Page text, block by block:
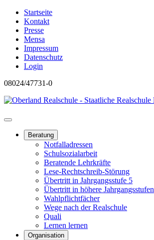
Startseite
Kontakt
Presse
Mensa
Impressum
Datenschutz
Login
08024/47731-0
Beratung
Notfalladressen
Schulsozialarbeit
Beratende Lehrkräfte
Lese-Rechtschreib-Störung
Übertritt in Jahrgangsstufe 5
Übertritt in höhere Jahrgangsstufen
Wahlpflichtfächer
Wege nach der Realschule
Quali
Lernen lernen
Organisation